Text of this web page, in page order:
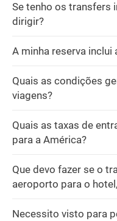
Se tenho os transfers
dirigir?
A minha reserva inclui
Quais as condições
viagens?
Quais as taxas de
para a América?
Que devo fazer se o
aeroporto para o
Necessito visto para